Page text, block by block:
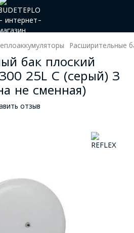
Расширительные
бак плоский
25L C (серый) 3
не сменная)
отзыв